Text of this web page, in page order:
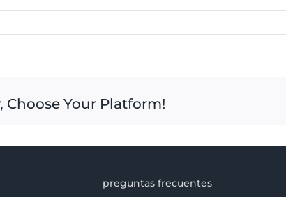
Choose Your Platform!
preguntas frecuentes